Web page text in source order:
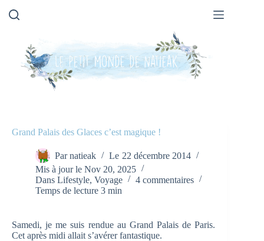
Grand Palais des Glaces c’est magique !
Par natieak Le 22 décembre 2014
Mis à jour le Nov 20, 2025
Dans Lifestyle,Voyage
4 commentaires
Temps de lecture 3 min
Samedi, je me suis rendue au Grand Palais de Paris.
Cet après midi allait s’avérer fantastique.